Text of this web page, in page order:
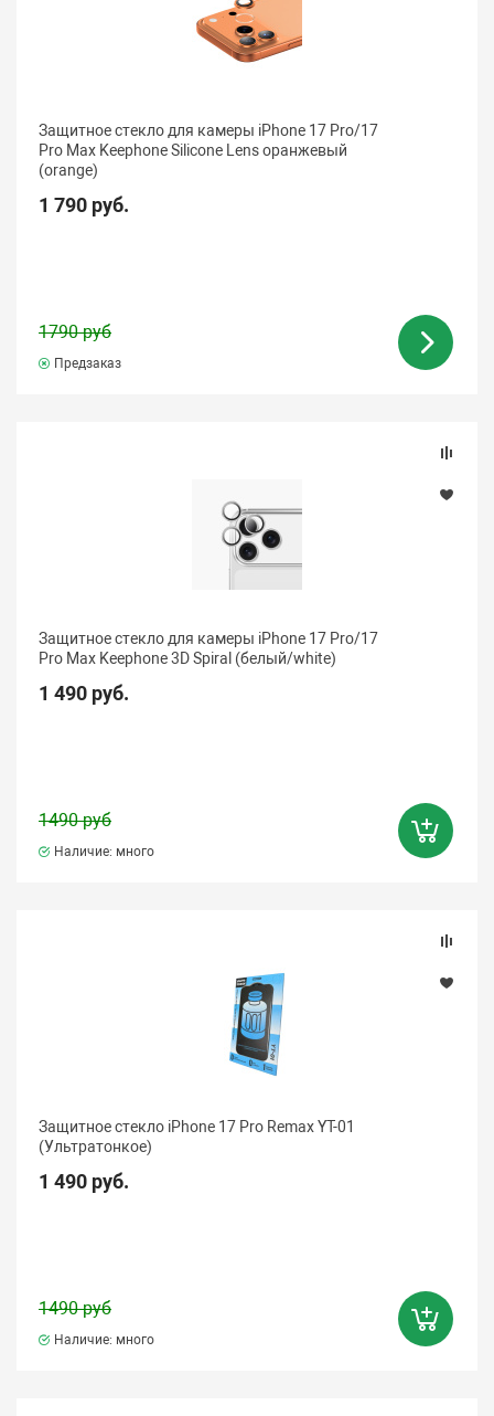
Защитное стекло для камеры iPhone 17 Pro/17
Pro Max Keephone Silicone Lens оранжевый
(orange)
1 790 руб.
1790 руб
Предзаказ
Защитное стекло для камеры iPhone 17 Pro/17
Pro Max Keephone 3D Spiral (белый/white)
1 490 руб.
1490 руб
Наличие: много
Защитное стекло iPhone 17 Pro Remax YT-01
(Ультратонкое)
1 490 руб.
1490 руб
Наличие: много